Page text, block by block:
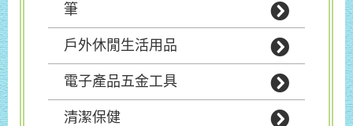
筆
戶外休閒生活用品
電子產品五金工具
清潔保健